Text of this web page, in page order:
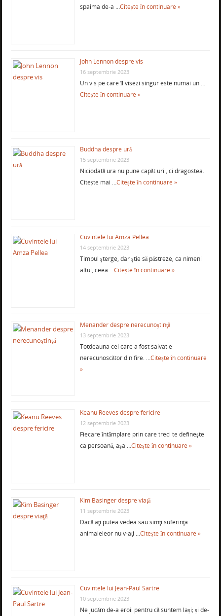
spaima de-a …Citește în continuare »
John Lennon despre vis
16 septembrie 2023
Un vis pe care îl visezi singur este numai un …
Citește în continuare »
Buddha despre ură
15 septembrie 2023
Niciodată ura nu pune capăt urii, ci dragostea.
Citește mai …Citește în continuare »
Cuvintele lui Amza Pellea
14 septembrie 2023
Timpul şterge, dar ştie să păstreze, ca nimeni
altul, ceea …Citește în continuare »
Menander despre nerecunoştinţă
13 septembrie 2023
Totdeauna cel care a fost salvat e
nerecunoscător din fire. …Citește în continuare
»
Keanu Reeves despre fericire
12 septembrie 2023
Fiecare întâmplare prin care treci te defineşte
ca persoană, aşa …Citește în continuare »
Kim Basinger despre viaţă
11 septembrie 2023
Dacă aţi putea vedea sau simţi suferinţa
animaleleor nu v-aţi …Citește în continuare »
Cuvintele lui Jean-Paul Sartre
10 septembrie 2023
Ne jucăm de-a eroii pentru că suntem lași; și de-